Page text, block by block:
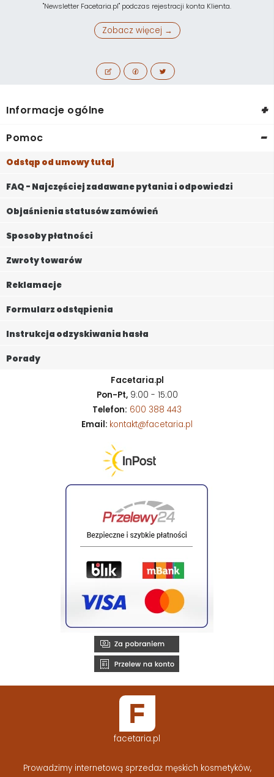
"Newsletter Facetaria.pl" podczas rejestracji konta Klienta.
Zobacz więcej →
Informacje ogólne +
Pomoc -
Odstąp od umowy tutaj
FAQ - Najczęściej zadawane pytania i odpowiedzi
Objaśnienia statusów zamówień
Sposoby płatności
Zwroty towarów
Reklamacje
Formularz odstąpienia
Instrukcja odzyskiwania hasła
Porady
Facetaria.pl
Pon-Pt,9:00 - 15:00
Telefon: 600 388 443
Email: kontakt@facetaria.pl
facetaria.pl
Prowadzimy internetową sprzedaż męskich kosmetyków,